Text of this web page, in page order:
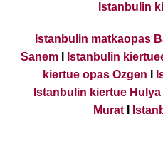
Istanbulin
Istanbulin matkaopas
SanemI Istanbulin
kiertue opas Ozgen
Istanbulin kiertue Hulya
Murat